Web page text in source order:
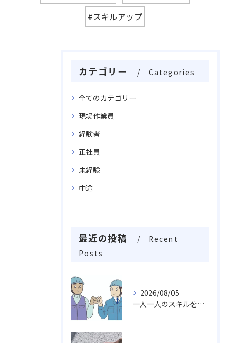
#スキルアップ
カテゴリー Categories
全てのカテゴリー
現場作業員
経験者
正社員
未経験
中途
最近の投稿
Recent
Posts
2026/08/05
一人一人のスキルを活かしチームワークや柔軟性を求め成長し続ける職場